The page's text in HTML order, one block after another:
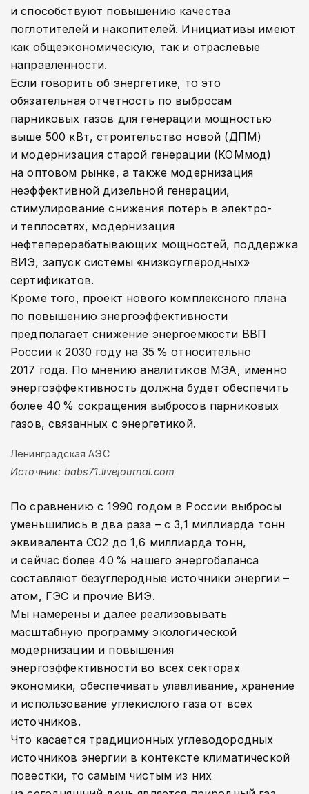
и способствуют повышению качества
поглотителей и накопителей. Инициативы имеют
как общеэкономическую, так и отраслевые
направленности.
Если говорить об энергетике, то это
обязательная отчетность по выбросам
парниковых газов для генерации мощностью
выше 500 кВт, строительство новой (ДПМ)
и модернизация старой генерации (КОМмод)
на оптовом рынке, а также модернизация
неэффективной дизельной генерации,
стимулирование снижения потерь в электро-
и теплосетях, модернизация
нефтеперерабатывающих мощностей, поддержка
ВИЭ, запуск системы «низкоуглеродных»
сертификатов.
Кроме того, проект нового комплексного плана
по повышению энергоэффективности
предполагает снижение энергоемкости ВВП
России к 2030 году на 35 % относительно
2017 года. По мнению аналитиков МЭА, именно
энергоэффективность должна будет обеспечить
более 40 % сокращения выбросов парниковых
газов, связанных с энергетикой.
Ленинградская АЭС
Источник: babs71.livejournal.com
По сравнению с 1990 годом в России выбросы
уменьшились в два раза – с 3,1 миллиарда тонн
эквивалента СО2 до 1,6 миллиарда тонн,
и сейчас более 40 % нашего энергобаланса
составляют безуглеродные источники энергии –
атом, ГЭС и прочие ВИЭ.
Мы намерены и далее реализовывать
масштабную программу экологической
модернизации и повышения
энергоэффективности во всех секторах
экономики, обеспечивать улавливание, хранение
и использование углекислого газа от всех
источников.
Что касается традиционных углеводородных
источников энергии в контексте климатической
повестки, то самым чистым из них